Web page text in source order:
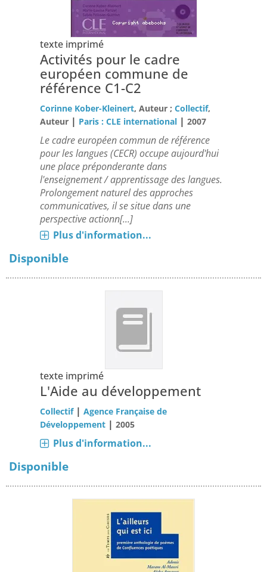
texte imprimé
Activités pour le cadre
européen commune de
référence C1-C2
Corinne Kober-Kleinert, Auteur ;Collectif,
Auteur | Paris : CLE international |2007
Le cadre européen commun de référence
pour les langues (CECR) occupe aujourd'hui
une place préponderante dans
l'enseignement / apprentissage des langues.
Prolongement naturel des approches
communicatives, il se situe dans une
perspective actionn[...]
Plus d'information...
Disponible
texte imprimé
L'Aide au développement
Collectif |Agence Française de
Développement |2005
Plus d'information...
Disponible